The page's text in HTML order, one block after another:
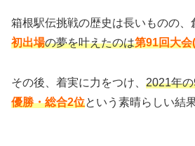
箱根駅伝挑戦の歴史は長いものの、
初出場の夢を叶えたのは第91回大
その後、着実に力をつけ、 2021年
優勝・総合2位という素晴らしい結